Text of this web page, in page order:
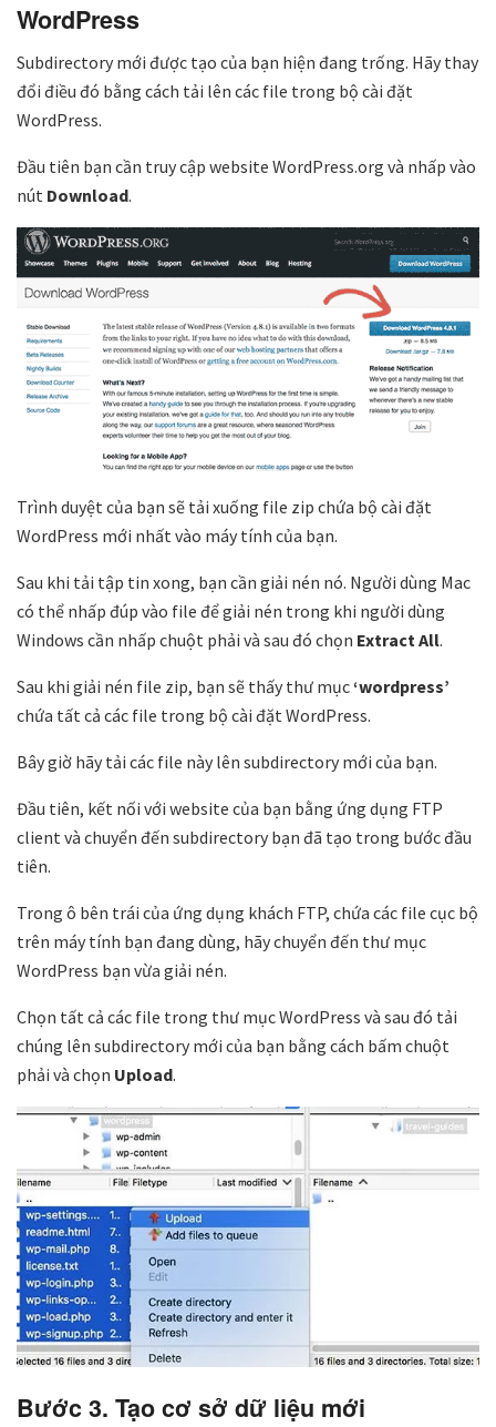
WordPress
Subdirectory mới được tạo của bạn hiện đang trống. Hãy thay
đổi điều đó bằng cách tải lên các file trong bộ cài đặt
WordPress.
Đầu tiên bạn cần truy cập website WordPress.org và nhấp vào
nút Download.
Trình duyệt của bạn sẽ tải xuống file zip chứa bộ cài đặt
WordPress mới nhất vào máy tính của bạn.
Sau khi tải tập tin xong, bạn cần giải nén nó. Người dùng Mac
có thể nhấp đúp vào file để giải nén trong khi người dùng
Windows cần nhấp chuột phải và sau đó chọn Extract All.
Sau khi giải nén file zip, bạn sẽ thấy thư mục‘wordpress’
chứa tất cả các file trong bộ cài đặt WordPress.
Bây giờ hãy tải các file này lên subdirectory mới của bạn.
Đầu tiên, kết nối với website của bạn bằng ứng dụng FTP
client và chuyển đến subdirectory bạn đã tạo trong bước đầu
tiên.
Trong ô bên trái của ứng dụng khách FTP, chứa các file cục bộ
trên máy tính bạn đang dùng, hãy chuyển đến thư mục
WordPress bạn vừa giải nén.
Chọn tất cả các file trong thư mục WordPress và sau đó tải
chúng lên subdirectory mới của bạn bằng cách bấm chuột
phải và chọn Upload.
Bước 3. Tạo cơ sở dữ liệu mới